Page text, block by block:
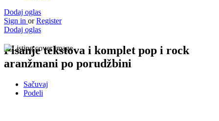
Dodaj oglas
Sign in or Register
Dodaj oglas
Pisanje tekstova i komplet pop i rock
aranžmani po porudžbini
Sačuvaj
Podeli